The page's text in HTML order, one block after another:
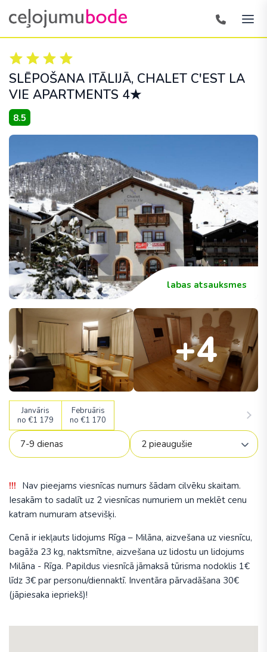
SLĒPOŠANA ITĀLIJĀ, CHALET C'EST LA
VIE APARTMENTS 4★
8.5
labas atsauksmes
+4
Janvāris
no €1 179
Februāris
no €1 170
Nav pieejams viesnīcas numurs šādam cilvēku skaitam.
Iesakām to sadalīt uz 2 viesnīcas numuriem un meklēt cenu
katram numuram atsevišķi.
Cenā ir iekļauts lidojums Rīga – Milāna, aizvešana uz viesnīcu,
bagāža 23 kg, naktsmītne, aizvešana uz lidostu un lidojums
Milāna - Rīga. Papildus viesnīcā jāmaksā tūrisma nodoklis 1€
līdz 3€ par personu/diennaktī. Inventāra pārvadāšana 30€
(jāpiesaka iepriekš)!